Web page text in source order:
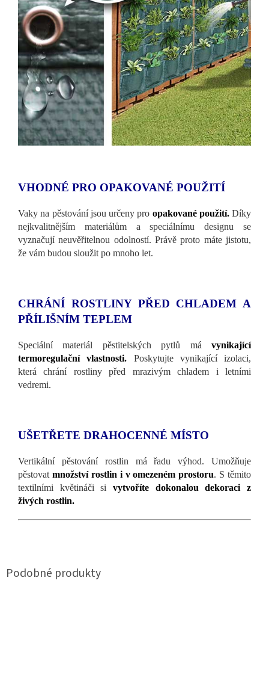
VHODNÉ PRO OPAKOVANÉ POUŽITÍ
Vaky na pěstování jsou určeny pro opakované použití. Díky
nejkvalitnějším materiálům a speciálnímu designu se
vyznačují neuvěřitelnou odolností. Právě proto máte jistotu,
že vám budou sloužit po mnoho let.
CHRÁNÍ ROSTLINY PŘED CHLADEM A
PŘÍLIŠNÍM TEPLEM
Speciální materiál pěstitelských pytlů má vynikající
termoregulační vlastnosti. Poskytujte vynikající izolaci,
která chrání rostliny před mrazivým chladem i letními
vedremi.
UŠETŘETE DRAHOCENNÉ MÍSTO
Vertikální pěstování rostlin má řadu výhod. Umožňuje
pěstovat množství rostlin i v omezeném prostoru. S těmito
textilními květináči si vytvoříte dokonalou dekoraci z
živých rostlin.